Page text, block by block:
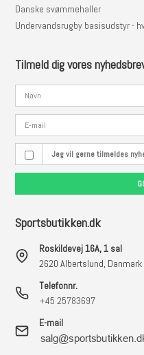
Danske svømmehaller
Undervandsrugby basisudstyr -
Tilmeld dig vores
Jeg vil gerne tilmeldes
Sportsbutikken.dk
Roskildevej 16A, 1 sal
2620 Albertslund, Danmark
Telefonnr.
+45 25783697
E-mail